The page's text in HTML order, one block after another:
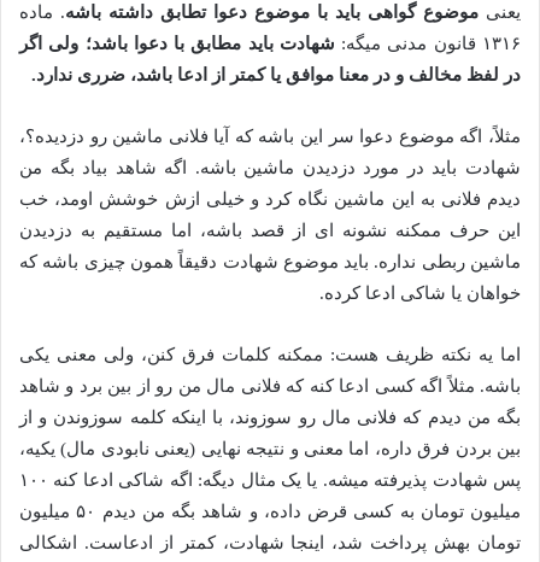
یعنی موضوع گواهی باید با موضوع دعوا تطابق داشته باشه. ماده
۱۳۱۶ قانون مدنی میگه:
شهادت باید مطابق با دعوا باشد؛ ولی اگر
در لفظ مخالف و در معنا موافق یا کمتر از ادعا باشد، ضرری ندارد.
مثلاً، اگه موضوع دعوا سر این باشه که آیا فلانی ماشین رو دزدیده؟،
شهادت باید در مورد دزدیدن ماشین باشه. اگه شاهد بیاد بگه من
دیدم فلانی به این ماشین نگاه کرد و خیلی ازش خوشش اومد، خب
این حرف ممکنه نشونه ای از قصد باشه، اما مستقیم به دزدیدن
ماشین ربطی نداره. باید موضوع شهادت دقیقاً همون چیزی باشه که
خواهان یا شاکی ادعا کرده.
اما یه نکته ظریف هست: ممکنه کلمات فرق کنن، ولی معنی یکی
باشه. مثلاً اگه کسی ادعا کنه که فلانی مال من رو از بین برد و شاهد
بگه من دیدم که فلانی مال رو سوزوند، با اینکه کلمه سوزوندن و از
بین بردن فرق داره، اما معنی و نتیجه نهایی (یعنی نابودی مال) یکیه،
پس شهادت پذیرفته میشه. یا یک مثال دیگه: اگه شاکی ادعا کنه ۱۰۰
میلیون تومان به کسی قرض داده، و شاهد بگه من دیدم ۵۰ میلیون
تومان بهش پرداخت شد، اینجا شهادت، کمتر از ادعاست. اشکالی